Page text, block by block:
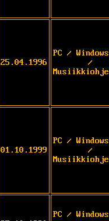
25.04.1996
PC /
/
01.10.1999
PC /
/
PC /